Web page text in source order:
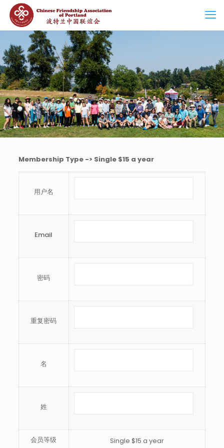
Membership Type -> Single $15 a year
用户名
Email
密码
重复密码
名
姓
会员等级 Single $15 a year